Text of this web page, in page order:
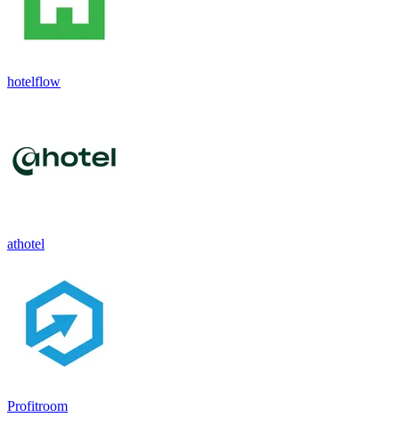
hotelflow
athotel
Profitroom